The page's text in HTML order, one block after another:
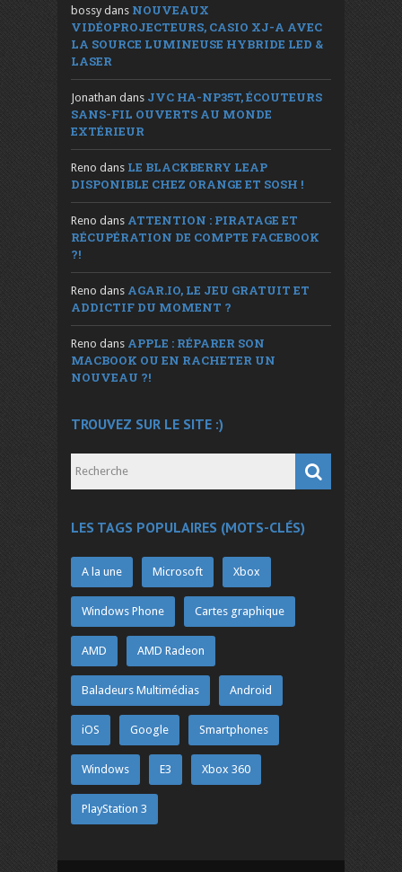
bossy dans NOUVEAUX
VIDÉOPROJECTEURS, CASIO XJ-A AVEC
LA SOURCE LUMINEUSE HYBRIDE LED &
LASER
Jonathan dans JVC HA-NP35T, ÉCOUTEURS
SANS-FIL OUVERTS AU MONDE
EXTÉRIEUR
Reno dans LE BLACKBERRY LEAP
DISPONIBLE CHEZ ORANGE ET SOSH !
Reno dans ATTENTION : PIRATAGE ET
RÉCUPÉRATION DE COMPTE FACEBOOK
?!
Reno dans AGAR.IO, LE JEU GRATUIT ET
ADDICTIF DU MOMENT ?
Reno dans APPLE : RÉPARER SON
MACBOOK OU EN RACHETER UN
NOUVEAU ?!
TROUVEZ SUR LE SITE :)
LES TAGS POPULAIRES (MOTS-CLÉS)
A la une Microsoft Xbox
Windows Phone Cartes graphique
AMD AMD Radeon
Baladeurs Multimédias Android
iOS Google Smartphones
Windows E3 Xbox 360
PlayStation 3